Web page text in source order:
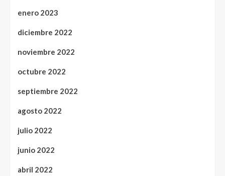
enero 2023
diciembre 2022
noviembre 2022
octubre 2022
septiembre 2022
agosto 2022
julio 2022
junio 2022
abril 2022